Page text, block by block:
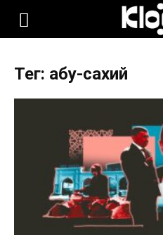
KLOOP.KG
Кыргызстана
Тег: абу-сахий